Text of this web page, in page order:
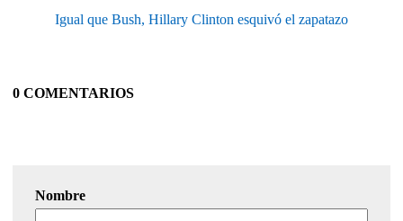
Igual que Bush, Hillary Clinton esquivó el zapatazo
0 COMENTARIOS
Nombre